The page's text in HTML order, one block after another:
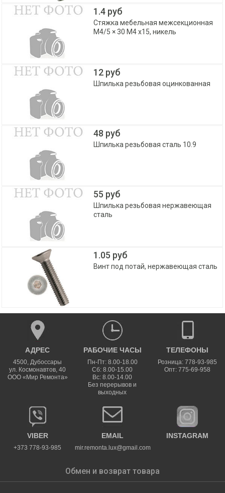
1.4 руб
Стяжка мебельная межсекционная
М4/5 × 30 М4 x15, никель
12 руб
Шпилька резьбовая оцинкованная
48 руб
Шпилька резьбовая сталь 10.9
55 руб
Шпилька резьбовая нержавеющая
сталь
1.05 руб
Винт под потай, нержавеющая сталь
АДРЕС
4500,Дубоссары
ул. Космонавтов, 40
ООО «Мир Ремонта»
РАБОЧИЕ ЧАСЫ
Пн-Пт: 8.00-18.00
Сб: 8.00-15.00
Вс: 8.00-14.00
Без перерывов и
выходных
ТЕЛЕФОНЫ
Розница: 778-93-985
Опт: 775-69-958
VIBER
+373 778-93-985
EMAIL
mir.remonta.lux@gmail.com
INSTAGRAM
Обмен и возврат товара